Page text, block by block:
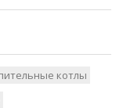
котлы